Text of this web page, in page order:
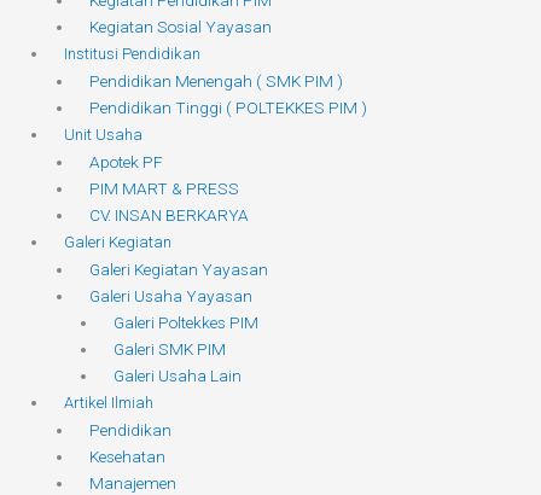
Kegiatan Sosial Yayasan
Institusi Pendidikan
Pendidikan Menengah ( SMK PIM )
Pendidikan Tinggi ( POLTEKKES PIM )
Unit Usaha
Apotek PF
PIM MART & PRESS
CV. INSAN BERKARYA
Galeri Kegiatan
Galeri Kegiatan Yayasan
Galeri Usaha Yayasan
Galeri Poltekkes PIM
Galeri SMK PIM
Galeri Usaha Lain
Artikel Ilmiah
Pendidikan
Kesehatan
Manajemen